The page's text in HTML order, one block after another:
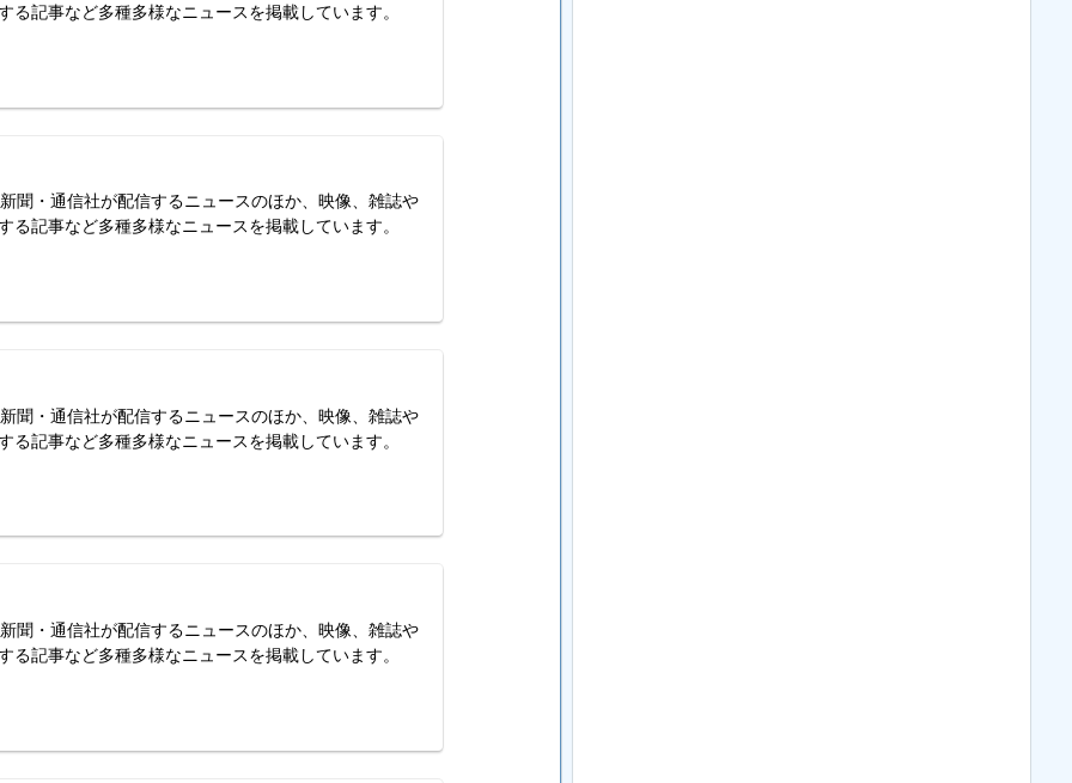
る記事など多種多様なニュースを掲載しています。
聞・通信社が配信するニュースのほか、映像、雑誌や
る記事など多種多様なニュースを掲載しています。
聞・通信社が配信するニュースのほか、映像、雑誌や
る記事など多種多様なニュースを掲載しています。
聞・通信社が配信するニュースのほか、映像、雑誌や
る記事など多種多様なニュースを掲載しています。